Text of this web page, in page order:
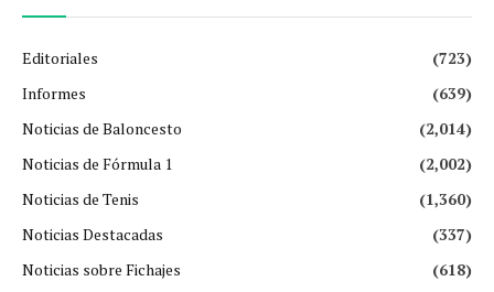
Editoriales
(723)
Informes
(639)
Noticias de Baloncesto
(2,014)
Noticias de Fórmula 1
(2,002)
Noticias de Tenis
(1,360)
Noticias Destacadas
(337)
Noticias sobre Fichajes
(618)